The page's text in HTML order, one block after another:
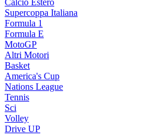
Calcio Estero
Supercoppa Italiana
Formula 1
Formula E
MotoGP
Altri Motori
Basket
America's Cup
Nations League
Tennis
Sci
Volley
Drive UP